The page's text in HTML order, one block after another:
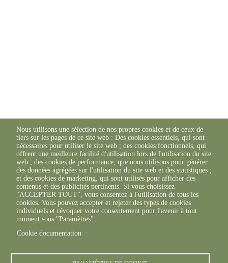
Nous utilisons une sélection de nos propres cookies et de ceux de
tiers sur les pages de ce site web : Des cookies essentiels, qui sont
nécessaires pour utiliser le site web ; des cookies fonctionnels, qui
offrent une meilleure facilité d'utilisation lors de l'utilisation du site
web ; des cookies de performance, que nous utilisons pour générer
des données agrégées sur l'utilisation du site web et des statistiques ;
et des cookies de marketing, qui sont utilisés pour afficher des
contenus et des publicités pertinents. Si vous choisissez
"ACCEPTER TOUT", vous consentez à l'utilisation de tous les
cookies. Vous pouvez accepter et rejeter des types de cookies
individuels et révoquer votre consentement pour l'avenir à tout
moment sous "Paramètres".
Cookie documentation